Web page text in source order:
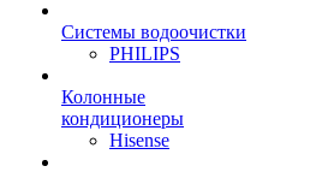
Системы водоочистки
PHILIPS
Колонные
кондиционеры
Hisense